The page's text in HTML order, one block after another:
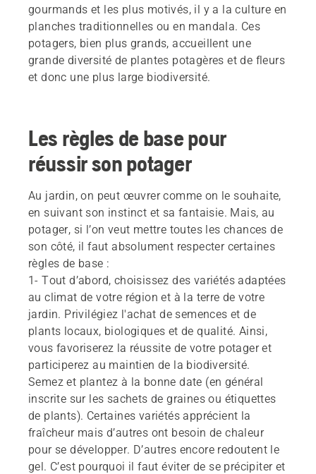
gourmands et les plus motivés, il y a la culture en
planches traditionnelles ou en mandala. Ces
potagers, bien plus grands, accueillent une
grande diversité de plantes potagères et de fleurs
et donc une plus large biodiversité.
Les règles de base pour
réussir son potager
Au jardin, on peut œuvrer comme on le souhaite,
en suivant son instinct et sa fantaisie. Mais, au
potager, si l’on veut mettre toutes les chances de
son côté, il faut absolument respecter certaines
règles de base :
1- Tout d’abord, choisissez des variétés adaptées
au climat de votre région et à la terre de votre
jardin. Privilégiez l'achat de semences et de
plants locaux, biologiques et de qualité. Ainsi,
vous favoriserez la réussite de votre potager et
participerez au maintien de la biodiversité.
Semez et plantez à la bonne date (en général
inscrite sur les sachets de graines ou étiquettes
de plants). Certaines variétés apprécient la
fraîcheur mais d’autres ont besoin de chaleur
pour se développer. D’autres encore redoutent le
gel. C’est pourquoi il faut éviter de se précipiter et